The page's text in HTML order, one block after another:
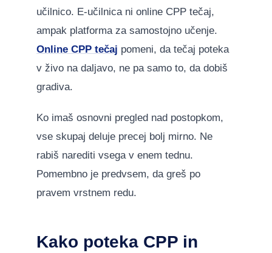
učilnico. E-učilnica ni online CPP tečaj,
ampak platforma za samostojno učenje.
Online CPP tečaj pomeni, da tečaj poteka
v živo na daljavo, ne pa samo to, da dobiš
gradiva.
Ko imaš osnovni pregled nad postopkom,
vse skupaj deluje precej bolj mirno. Ne
rabiš narediti vsega v enem tednu.
Pomembno je predvsem, da greš po
pravem vrstnem redu.
Kako poteka CPP in